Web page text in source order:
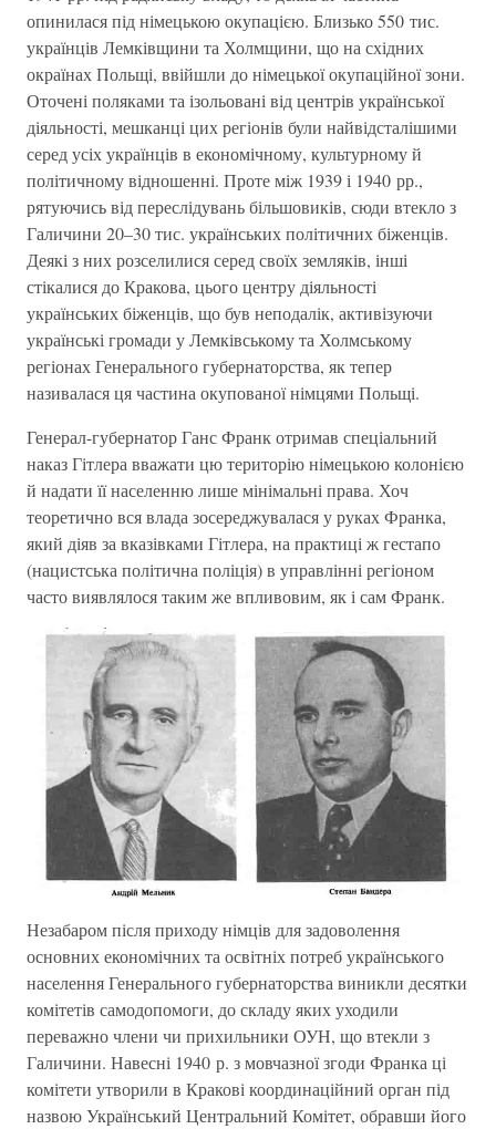
опинилася під німецькою окупацією. Близько 550 тис.
українців Лемківщини та Холмщини, що на східних
окраїнах Польщі, ввійшли до німецької окупаційної зони.
Оточені поляками та ізольовані від центрів української
діяльності, мешканці цих регіонів були найвідсталішими
серед усіх українців в економічному, культурному й
політичному відношенні. Проте між 1939 і 1940 рр.,
рятуючись від переслідувань більшовиків, сюди втекло з
Галичини 20–30 тис. українських політичних біженців.
Деякі з них розселилися серед своїх земляків, інші
стікалися до Кракова, цього центру діяльності
українських біженців, що був неподалік, активізуючи
українські громади у Лемківському та Холмському
регіонах Генерального губернаторства, як тепер
називалася ця частина окупованої німцями Польщі.
Генерал-губернатор Ганс Франк отримав спеціальний
наказ Гітлера вважати цю територію німецькою колонією
й надати її населенню лише мінімальні права. Хоч
теоретично вся влада зосереджувалася у руках Франка,
який діяв за вказівками Гітлера, на практиці ж гестапо
(нацистська політична поліція) в управлінні регіоном
часто виявлялося таким же впливовим, як і сам Франк.
Незабаром після приходу німців для задоволення
основних економічних та освітніх потреб українського
населення Генерального губернаторства виникли десятки
комітетів самодопомоги, до складу яких уходили
переважно члени чи прихильники ОУН, що втекли з
Галичини. Навесні 1940 р. з мовчазної згоди Франка ці
комітети утворили в Кракові координаційний орган під
назвою Український Центральний Комітет, обравши його